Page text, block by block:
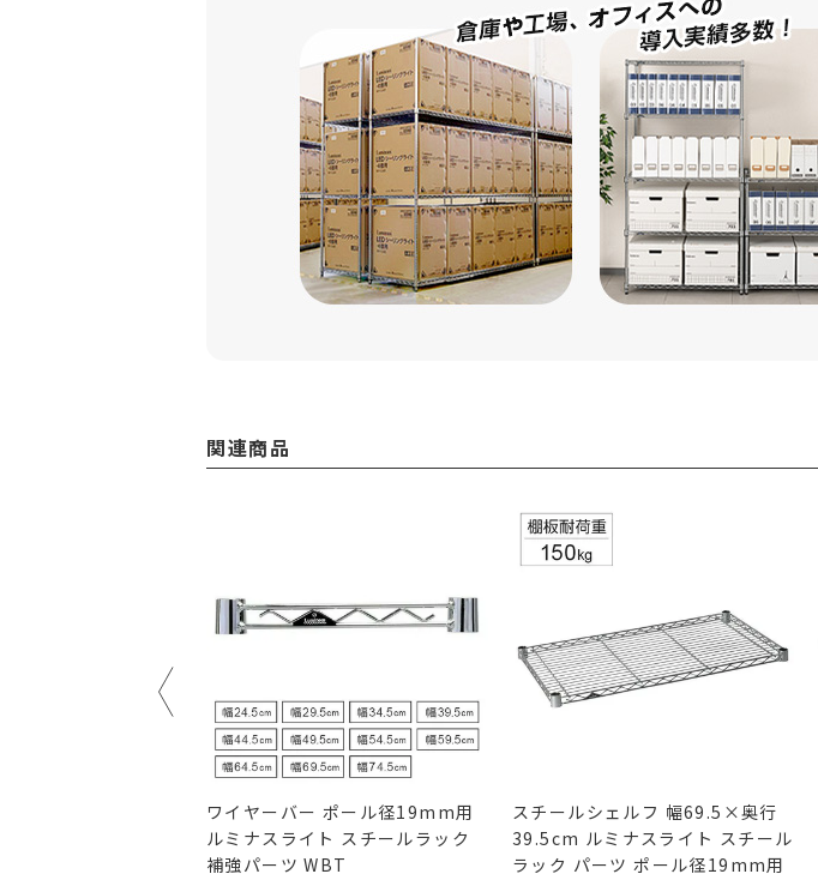
関連商品
ワイヤーバー ポール径19mm用
ルミナスライト スチールラック
補強パーツ WBT
スチールシェルフ 幅69.5×奥行
39.5cm ルミナスライト スチール
ラック パーツ ポール径19mm用